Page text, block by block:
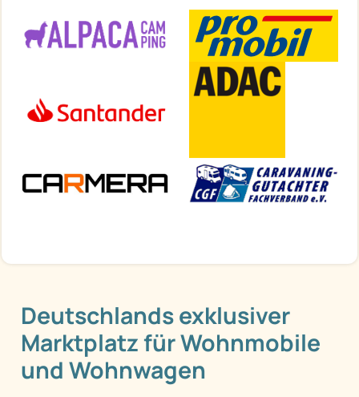
Deutschlands exklusiver
Marktplatz für Wohnmobile
und Wohnwagen